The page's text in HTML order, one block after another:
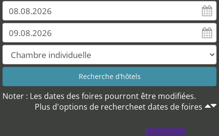
Noter : Les dates des foires pourront être modifiées.
Plus d'options de rechercheet dates de foires